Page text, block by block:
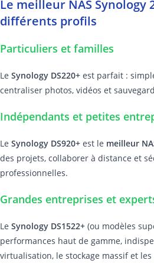
Le meilleur NAS Synology
différents profils
Particuliers et familles
Le Synology DS220+ est parfait :
centraliser photos, vidéos et
Indépendants et petites
Le Synology DS920+ est le meilleur
des projets, collaborer à distance et
professionnelles.
Grandes entreprises et
Le Synology DS1522+ (ou modèles
performances haut de gamme,
virtualisation, le stockage massif et